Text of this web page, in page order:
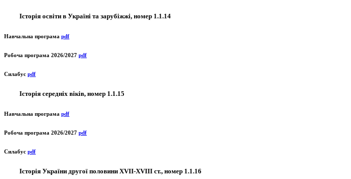
Історія освіти в Україні та зарубіжжі, номер 1.1.14
Навчальна програма pdf
Робоча програма 2026/2027 pdf
Силабус pdf
Історія середніх віків, номер 1.1.15
Навчальна програма pdf
Робоча програма 2026/2027 pdf
Силабус pdf
Історія України другої половини XVII-XVIII ст., номер 1.1.16